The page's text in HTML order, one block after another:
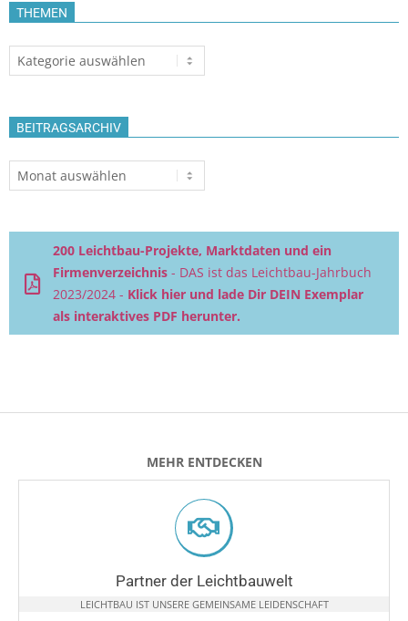
THEMEN
Themen
BEITRAGSARCHIV
Beitragsarchiv
200 Leichtbau-Projekte, Marktdaten und ein
Firmenverzeichnis - DAS ist das Leichtbau-Jahrbuch
2023/2024 - Klick hier und lade Dir DEIN Exemplar
als interaktives PDF herunter.
MEHR ENTDECKEN
Partner der Leichtbauwelt
LEICHTBAU IST UNSERE GEMEINSAME LEIDENSCHAFT